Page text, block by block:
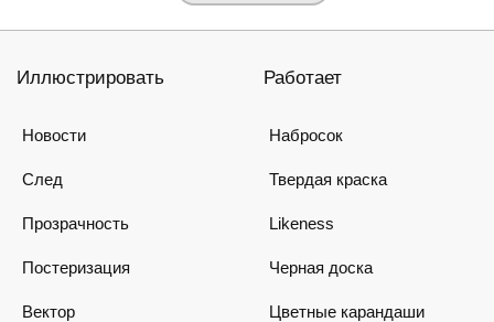
Иллюстрировать
Новости
След
Прозрачность
Постеризация
Вектор
Работает
Набросок
Твердая краска
Likeness
Черная доска
Цветные карандаши